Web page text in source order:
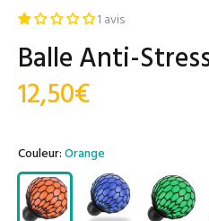
1 avis
Balle Anti-
12,50€
Couleur:Orange